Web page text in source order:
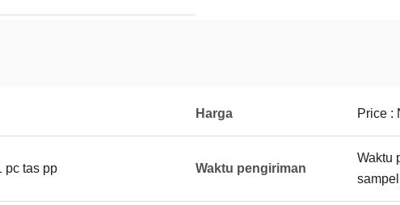
Harga Price :
pc tas pp Waktu pengiriman
Waktu